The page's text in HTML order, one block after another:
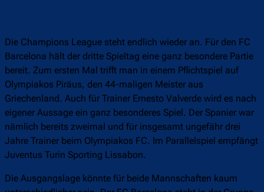
Die Champions League steht endlich wieder an. Für den FC
Barcelona hält der dritte Spieltag eine ganz besondere Partie
bereit. Zum ersten Mal trifft man in einem Pflichtspiel auf
Olympiakos Piräus, den 44-maligen Meister aus
Griechenland. Auch für Trainer Ernesto Valverde wird es nach
eigener Aussage ein ganz besonderes Spiel. Der Spanier war
nämlich bereits zweimal und für insgesamt ungefähr drei
Jahre Trainer beim Olympiakos FC. Im Parallelspiel empfängt
Juventus Turin Sporting Lissabon.
Die Ausgangslage könnte für beide Mannschaften kaum